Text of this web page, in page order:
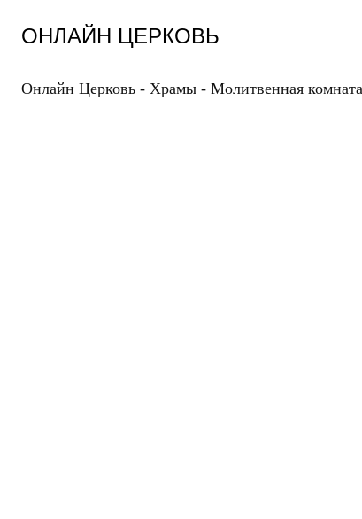
содержанию
ОНЛАЙН ЦЕРКОВЬ
Онлайн Церковь - Храмы - Молитвенная